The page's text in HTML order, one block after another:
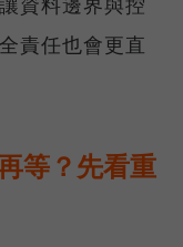
責任也會更直
等？先看重